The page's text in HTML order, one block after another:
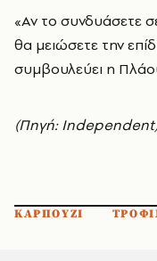
«Αν το συνδυάσετε
θα μειώσετε την
συμβουλεύει η
(Πηγή:
ΚΑΡΠΟΥΖΙ